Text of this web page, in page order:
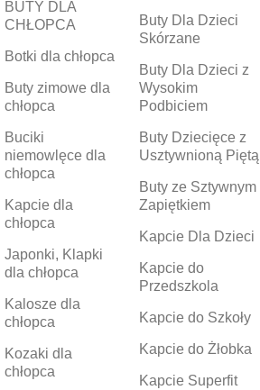
BUTY DLA
CHŁOPCA
Botki dla chłopca
Buty zimowe dla
chłopca
Buciki
niemowlęce dla
chłopca
Kapcie dla
chłopca
Japonki, Klapki
dla chłopca
Kalosze dla
chłopca
Kozaki dla
chłopca
Buty Dla Dzieci
Skórzane
Buty Dla Dzieci z
Wysokim
Podbiciem
Buty Dziecięce z
Usztywnioną Piętą
Buty ze Sztywnym
Zapiętkiem
Kapcie Dla Dzieci
Kapcie do
Przedszkola
Kapcie do Szkoły
Kapcie do Żłobka
Kapcie Superfit